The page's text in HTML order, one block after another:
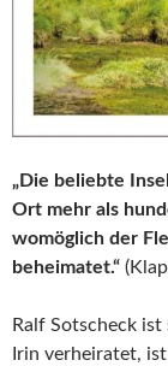
„Die beliebte
Ort mehr als
womöglich der
beheimatet.“
Ralf Sotscheck
Irin verheiratet,